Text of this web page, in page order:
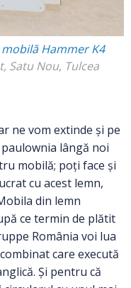
Hammer K4
Satu Nou, Tulcea
ne vom extinde și pe
lângă noi
mobilă; poți face și
cu acest lemn,
din lemn
ce termin de plătit
România voi lua
care execută
Și pentru că